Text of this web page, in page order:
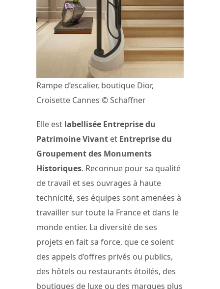
Rampe d’escalier, boutique Dior,
Croisette Cannes © Schaffner
Elle est labellisée Entreprise du
Patrimoine Vivant et Entreprise du
Groupement des Monuments
Historiques. Reconnue pour sa qualité
de travail et ses ouvrages à haute
technicité, ses équipes sont amenées à
travailler sur toute la France et dans le
monde entier. La diversité de ses
projets en fait sa force, que ce soient
des appels d’offres privés ou publics,
des hôtels ou restaurants étoilés, des
boutiques de luxe ou des marques plus